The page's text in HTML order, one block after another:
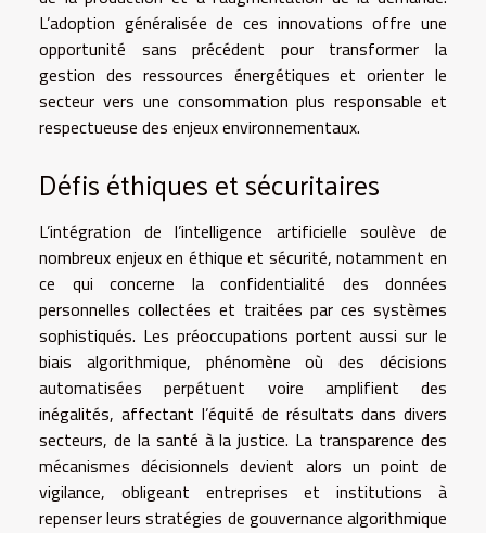
L’adoption généralisée de ces innovations offre une
opportunité sans précédent pour transformer la
gestion des ressources énergétiques et orienter le
secteur vers une consommation plus responsable et
respectueuse des enjeux environnementaux.
Défis éthiques et sécuritaires
L’intégration de l’intelligence artificielle soulève de
nombreux enjeux en éthique et sécurité, notamment en
ce qui concerne la confidentialité des données
personnelles collectées et traitées par ces systèmes
sophistiqués. Les préoccupations portent aussi sur le
biais algorithmique, phénomène où des décisions
automatisées perpétuent voire amplifient des
inégalités, affectant l’équité de résultats dans divers
secteurs, de la santé à la justice. La transparence des
mécanismes décisionnels devient alors un point de
vigilance, obligeant entreprises et institutions à
repenser leurs stratégies de gouvernance algorithmique